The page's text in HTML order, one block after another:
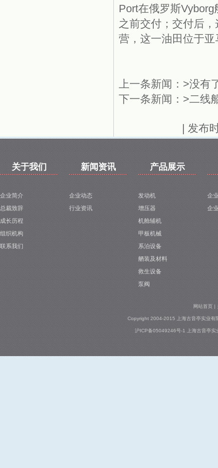
Port在俄罗斯
之前交付；交付后
营，这一油田位于
上一条新闻：>没有
下一条新闻：>二线
| 发布
关于我们
企业简介
总裁致辞
成长历程
组织机构
联系我们
新闻资讯
企业动态
行业资讯
产品展示
发动机
增压器
机舱辅机
甲板机械
系泊设备
舾装及材料
救生设备
泵阀
企
企
网站首页|
Copyright 2004-2015 上海古音亭实业有
沪ICP备05049246号-1 上海古音亭